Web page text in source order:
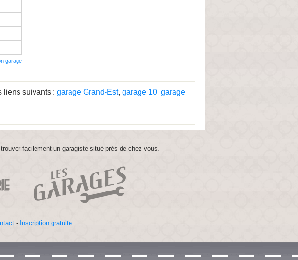
garage
liens suivants : garage Grand-Est, garage 10, garage
facilement un garagiste situé près de chez vous.
- Inscription gratuite